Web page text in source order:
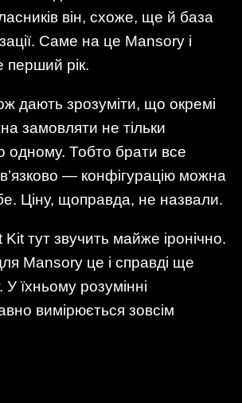
він, схоже, ще й база
Саме на це Mansory і
рік.
дають зрозуміти, що окремі
замовляти не тільки
одному. Тобто брати все
— конфігурацію можна
Ціну, щоправда, не назвали.
тут звучить майже іронічно.
Mansory це і справді ще
У їхньому розумінні
вимірюється зовсім